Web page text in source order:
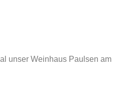
unser Weinhaus Paulsen am